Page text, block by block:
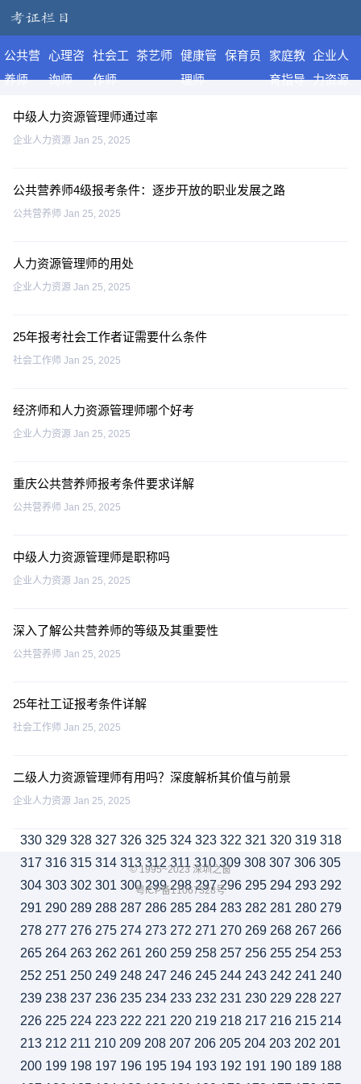
公共营
养师
心理咨
询师
社会工
作师
茶艺师 健康管
理师
保育员
家庭教
育指导
企业人
力资源
中级人力资源管理师通过率
企业人力资源 Jan 25, 2025
公共营养师4级报考条件：逐步开放的职业发展之路
公共营养师 Jan 25, 2025
人力资源管理师的用处
企业人力资源 Jan 25, 2025
25年报考社会工作者证需要什么条件
社会工作师 Jan 25, 2025
经济师和人力资源管理师哪个好考
企业人力资源 Jan 25, 2025
重庆公共营养师报考条件要求详解
公共营养师 Jan 25, 2025
中级人力资源管理师是职称吗
企业人力资源 Jan 25, 2025
深入了解公共营养师的等级及其重要性
公共营养师 Jan 25, 2025
25年社工证报考条件详解
社会工作师 Jan 25, 2025
二级人力资源管理师有用吗？深度解析其价值与前景
企业人力资源 Jan 25, 2025
330 329 328 327 326 325 324 323 322 321 320 319 318
317 316 315 314 313 312 311 310 309 308 307 306 305
304 303 302 301 300 299 298 297 296 295 294 293 292
291 290 289 288 287 286 285 284 283 282 281 280 279
278 277 276 275 274 273 272 271 270 269 268 267 266
265 264 263 262 261 260 259 258 257 256 255 254 253
252 251 250 249 248 247 246 245 244 243 242 241 240
239 238 237 236 235 234 233 232 231 230 229 228 227
226 225 224 223 222 221 220 219 218 217 216 215 214
213 212 211 210 209 208 207 206 205 204 203 202 201
200 199 198 197 196 195 194 193 192 191 190 189 188
© 1995~2023 深圳之窗
粤ICP备11067328号